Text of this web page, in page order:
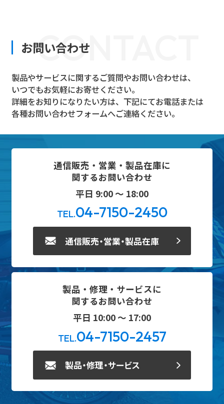
CONTACT
お問い合わせ
製品やサービスに関するご質問やお問い合わせは、
いつでもお気軽にお寄せください。
詳細をお知りになりたい方は、下記にてお電話または
各種お問い合わせフォームへご連絡ください。
通信販売・営業・製品在庫に
関するお問い合わせ
平日 9:00 ～ 18:00
TEL.04-7150-2450
通信販売・営業・製品在庫
製品・修理・サービスに
関するお問い合わせ
平日 10:00 ～ 17:00
TEL.04-7150-2457
製品・修理・サービス